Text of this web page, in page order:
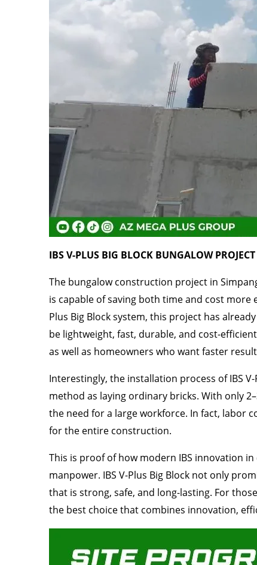
IBS V-PLUS BIG BLOCK BUNGALOW PROJECT
The bungalow construction project in
is capable of saving both time and cost
Plus Big Block system, this project has
be lightweight, fast, durable, and cost-
as well as homeowners who want faster
Interestingly, the installation process of IBS
method as laying ordinary bricks. With only
the need for a large workforce. In fact, labor
for the entire construction.
This is proof of how modern IBS innovation
manpower. IBS V-Plus Big Block not only
that is strong, safe, and long-lasting. For
the best choice that combines innovation,